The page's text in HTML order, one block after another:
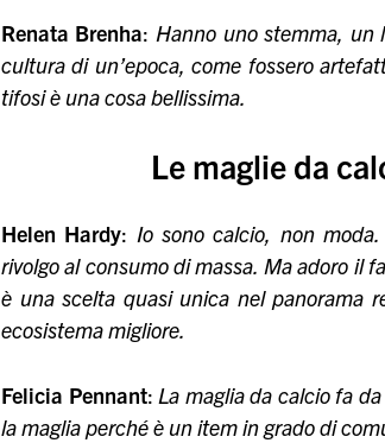
Renata Brenha: Hanno uno stemma, un
cultura di un’epoca, come fossero
tifosi è una cosa bellissima.
Le maglie da
Helen Hardy: Io sono calcio, non
rivolgo al consumo di massa. Ma adoro il
è una scelta quasi unica nel panorama
ecosistema migliore.
Felicia Pennant: La maglia da calcio fa
la maglia perché è un item in grado di